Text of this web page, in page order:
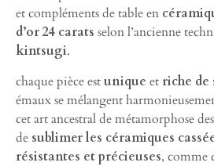
et compléments de table en
d’or 24 carats selon l’ancienne
kintsugi.
chaque pièce estunique et riche de
émaux se mélangent
cet art ancestral de métamorphose
de sublimer les céramiques
résistantes et précieuses, comme